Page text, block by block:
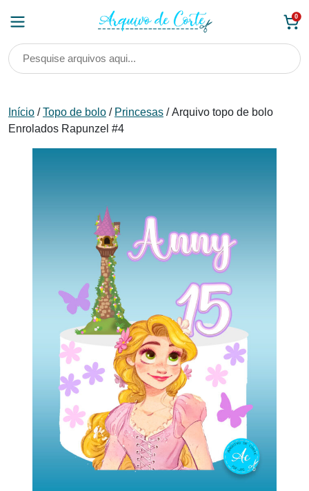
0
Início /Topo de bolo / Princesas / Arquivo topo de bolo
Enrolados Rapunzel #4